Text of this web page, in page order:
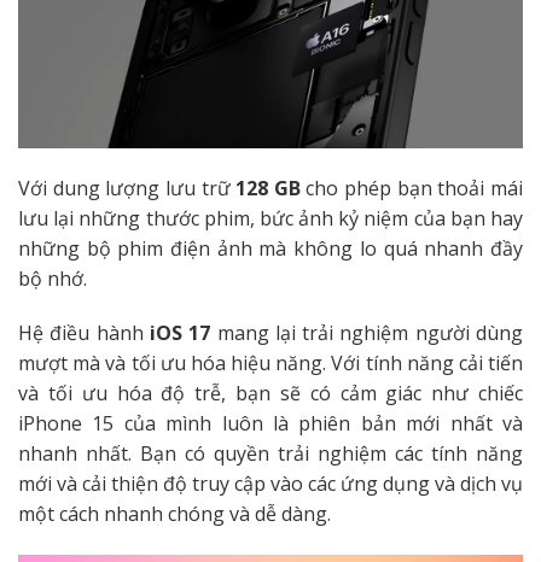
Với dung lượng lưu trữ 128 GBcho phép bạn thoải mái
lưu lại những thước phim, bức ảnh kỷ niệm của bạn hay
những bộ phim điện ảnh mà không lo quá nhanh đầy
bộ nhớ.
Hệ điều hành iOS 17 mang lại trải nghiệm người dùng
mượt mà và tối ưu hóa hiệu năng. Với tính năng cải tiến
và tối ưu hóa độ trễ, bạn sẽ có cảm giác như chiếc
iPhone 15 của mình luôn là phiên bản mới nhất và
nhanh nhất. Bạn có quyền trải nghiệm các tính năng
mới và cải thiện độ truy cập vào các ứng dụng và dịch vụ
một cách nhanh chóng và dễ dàng.